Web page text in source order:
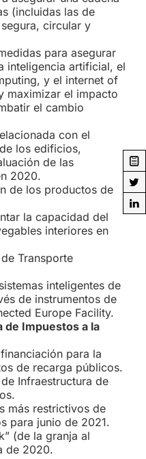
(incluidas las de
circular y
para asegurar
inteligencia artificial, el
y el internet of
maximizar el impacto
el cambio
con el
los edificios,
de las
2020.
de los productos de
la capacidad del
interiores en
Transporte
inteligentes de
de instrumentos de
Europe Facility.
de Impuestos a la
para la
de recarga públicos.
Infraestructura de
más restrictivos de
para junio de 2021.
(de la granja al
de 2020.